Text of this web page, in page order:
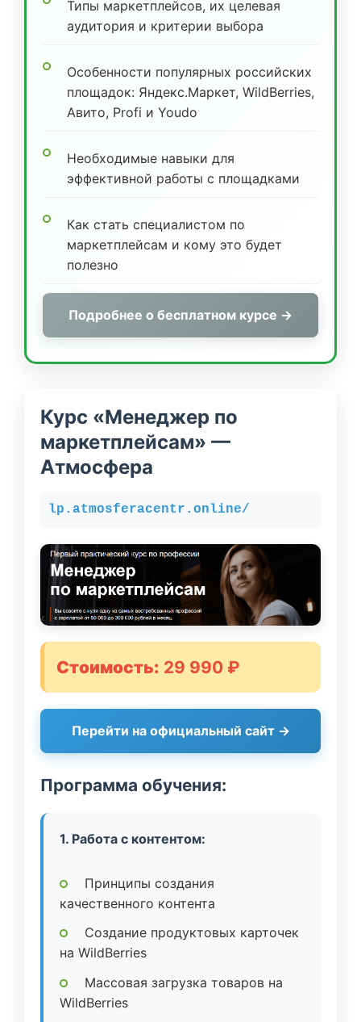
Типы маркетплейсов, их целевая
аудитория и критерии выбора
Особенности популярных российских
площадок: Яндекс.Маркет, WildBerries,
Авито, Profi и Youdo
Необходимые навыки для
эффективной работы с площадками
Как стать специалистом по
маркетплейсам и кому это будет
полезно
Подробнее о бесплатном курсе →
Курс «Менеджер по
маркетплейсам» —
Атмосфера
lp.atmosferacentr.online/
Стоимость: 29 990 ₽
Перейти на официальный сайт →
Программа обучения:
1. Работа с контентом:
Принципы создания
качественного контента
Создание продуктовых карточек
на WildBerries
Массовая загрузка товаров на
WildBerries